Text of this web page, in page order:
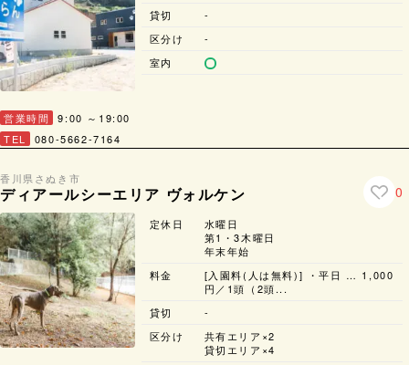
営業時間
9:00 ～19:00
TEL
080-5662-7164
貸切
-
区分け
-
室内
香川県 さぬき市
ディアールシーエリア ヴォルケン 0
定休日
水曜日
第1・3木曜日
年末年始
料金
[入園料(人は無料)] ・平日 … 1,000
円／1頭（2頭...
貸切
-
区分け
共有エリア×2
貸切エリア×4